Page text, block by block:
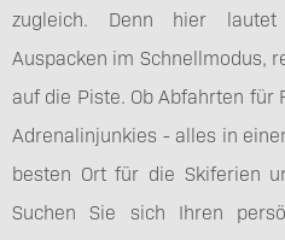
zugleich. Denn hier
Auspacken im Schnellmodus,
auf die Piste. Ob Abfahrten
Adrenalinjunkies - alles in
besten Ort für die Skiferien
Suchen Sie sich Ihren